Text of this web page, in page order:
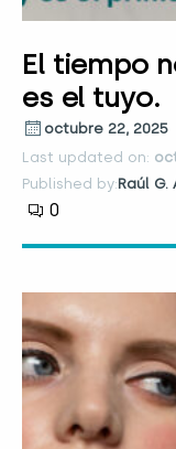
El tiempo
es el tuyo.
octubre 22, 2025
Last updated on:
Published by:Raúl G.
0